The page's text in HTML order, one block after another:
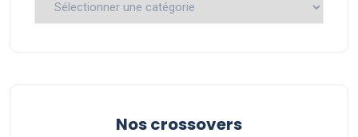
Nos crossovers